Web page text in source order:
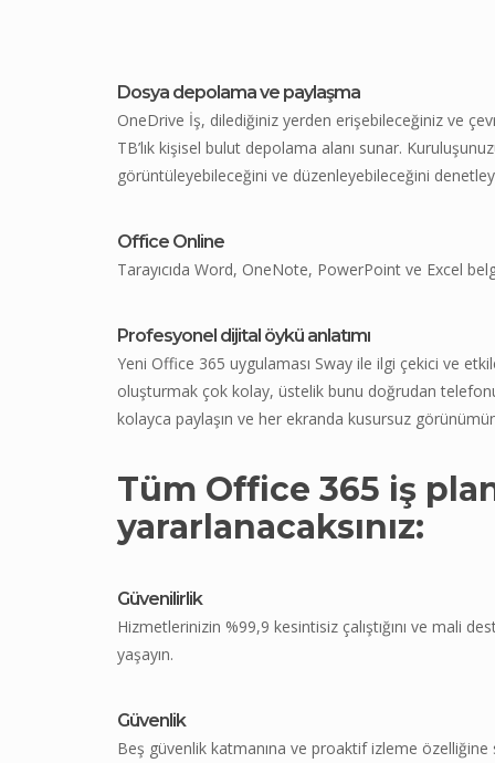
Dosya depolama ve paylaşma
OneDrive İş, dilediğiniz yerden erişebileceğiniz ve
TB’lık kişisel bulut depolama alanı sunar.
görüntüleyebileceğini ve düzenleyebileceğini
Office Online
Tarayıcıda Word, OneNote, PowerPoint ve Excel
Profesyonel dijital öykü anlatımı
Yeni Office 365 uygulaması Sway ile ilgi çekici ve
oluşturmak çok kolay, üstelik bunu doğrudan
kolayca paylaşın ve her ekranda kusursuz görünümün
Tüm Office 365 iş
yararlanacaksınız:
Güvenilirlik
Hizmetlerinizin %99,9 kesintisiz çalıştığını ve mali
yaşayın.
Güvenlik
Beş güvenlik katmanına ve proaktif izleme